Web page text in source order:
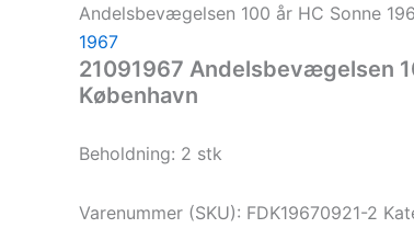
Andelsbevægelsen 100 år HC Sonne
1967
21091967 Andelsbevægelsen
København
Beholdning: 2 stk
Varenummer (SKU): FDK19670921-2